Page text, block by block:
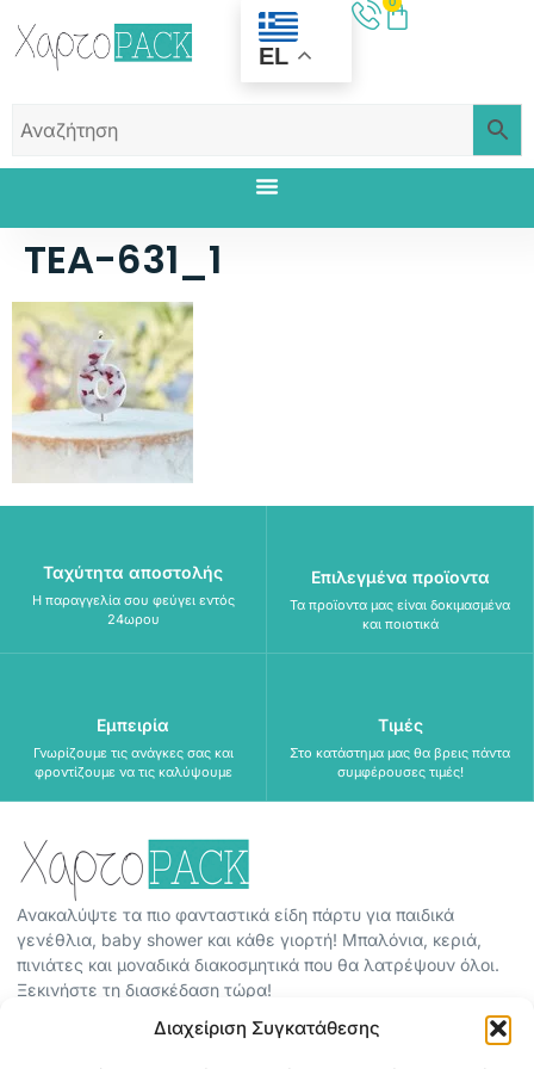
Διαχείριση Συγκατάθεσης
EL
TEA-631_1
Ταχύτητα αποστολής
Η παραγγελία σου φεύγει εντός
24ωρου
Επιλεγμένα προϊοντα
Τα προϊοντα μας είναι δοκιμασμένα
και ποιοτικά
Εμπειρία
Γνωρίζουμε τις ανάγκες σας και
φροντίζουμε να τις καλύψουμε
Τιμές
Στο κατάστημα μας θα βρεις πάντα
συμφέρουσες τιμές!
Ανακαλύψτε τα πιο φανταστικά είδη πάρτυ για παιδικά
γενέθλια, baby shower και κάθε γιορτή! Μπαλόνια, κεριά,
πινιάτες και μοναδικά διακοσμητικά που θα λατρέψουν όλοι.
Ξεκινήστε τη διασκέδαση τώρα!